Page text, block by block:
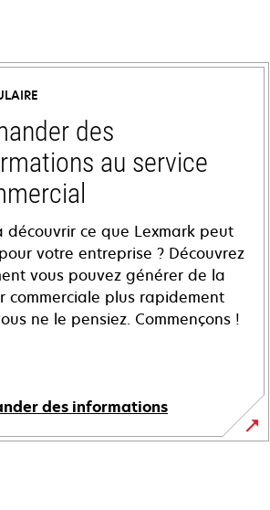
des
au service
découvrir ce que Lexmark peut
votre entreprise ? Découvrez
vous pouvez générer de la
commerciale plus rapidement
ne le pensiez. Commençons !
des informations